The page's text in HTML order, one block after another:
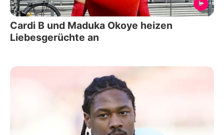
Cardi B und Maduka Okoye heizen
Liebesgerüchte an